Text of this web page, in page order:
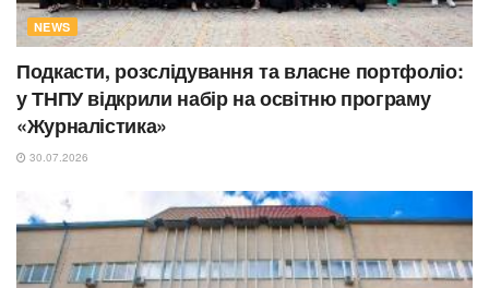
NEWS
Подкасти, розслідування та власне портфоліо:
у ТНПУ відкрили набір на освітню програму
«Журналістика»
30.07.2026